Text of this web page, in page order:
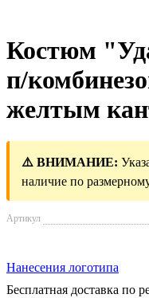
Костюм
п/
желтым
⚠️ ВНИМАНИЕ:
наличие по
Артикул
Нанесения логотипа
Бесплатная доставка по